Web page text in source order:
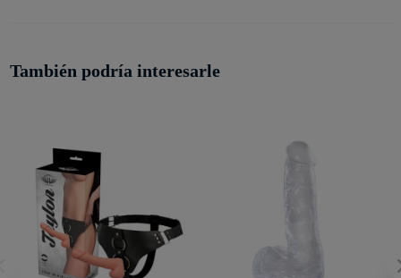
También podría interesarle